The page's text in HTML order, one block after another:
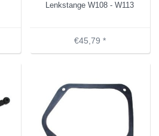
Lenkstange W108 - W113
€45,79 *